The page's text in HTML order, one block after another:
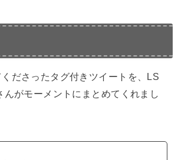
ださったタグ付きツイートを、LS
んがモーメントにまとめてくれまし